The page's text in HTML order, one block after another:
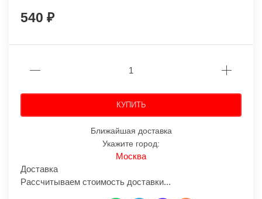
540
КУПИТЬ
Ближайшая доставка
Укажите город:
Москва
Доставка
Рассчитываем стоимость доставки...